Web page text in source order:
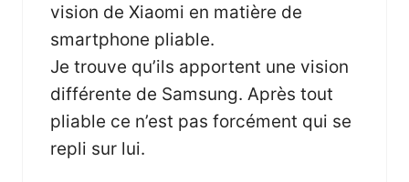
vision de Xiaomi en matière de
smartphone pliable.
Je trouve qu’ils apportent une vision
différente de Samsung. Après tout
pliable ce n’est pas forcément qui se
repli sur lui.